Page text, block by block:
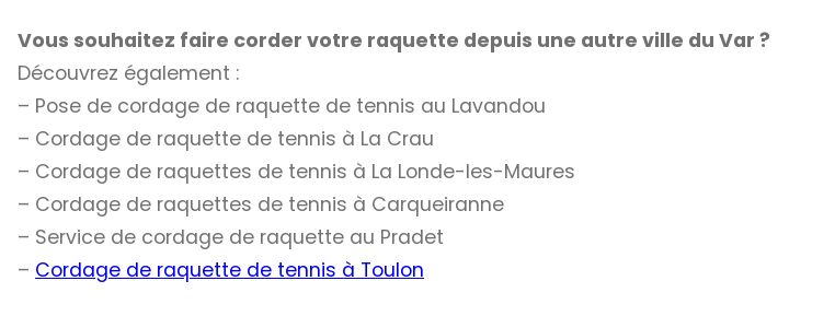
Vous souhaitez faire corder votre raquette depuis une autre ville du Var ?
Découvrez également :
– Pose de cordage de raquette de tennis au Lavandou
– Cordage de raquette de tennis à La Crau
– Cordage de raquettes de tennis à La Londe-les-Maures
– Cordage de raquettes de tennis à Carqueiranne
– Service de cordage de raquette au Pradet
– Cordage de raquette de tennis à Toulon